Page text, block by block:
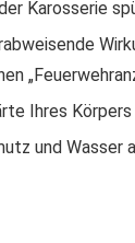
Karosserie
Ihres
und Wasser